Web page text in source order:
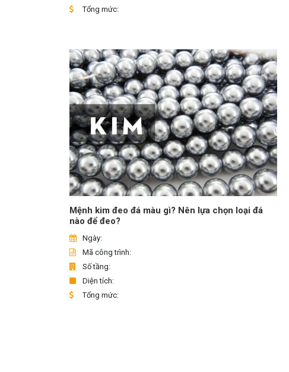
Tổng mức:
Mệnh kim đeo đá màu gì? Nên lựa chọn loại đá
nào để đeo?
Ngày:
Mã công trình:
Số tầng:
Diện tích:
Tổng mức: